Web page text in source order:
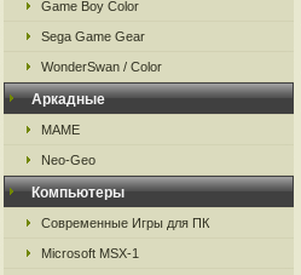
Game Boy Color
Sega Game Gear
WonderSwan / Color
Аркадные
MAME
Neo-Geo
Компьютеры
Современные Игры для ПК
Microsoft MSX-1